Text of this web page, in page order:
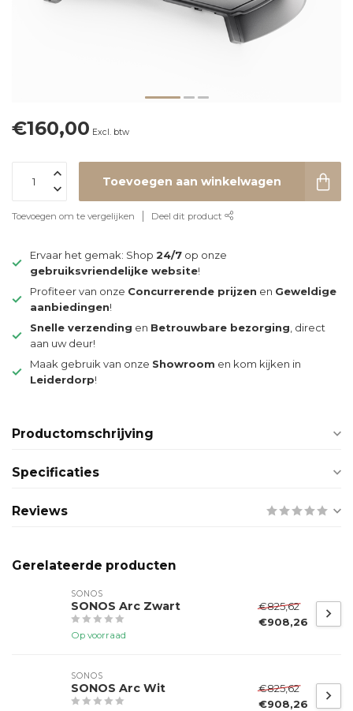
€160,00 Excl. btw
Toevoegen aan winkelwagen
Toevoegen om te vergelijken Deel dit product
Ervaar het gemak: Shop 24/7 op onze
gebruiksvriendelijke website!
Profiteer van onze Concurrerende prijzen en Geweldige
aanbiedingen!
Snelle verzending en Betrouwbare bezorging , direct
aan uw deur!
Maak gebruik van onze Showroom en kom kijken in
Leiderdorp!
Productomschrijving
Specificaties
Reviews
Gerelateerde producten
SONOS
SONOS Arc Zwart
Op voorraad
€825,62
€908,26
SONOS
SONOS Arc Wit
€825,62
€908,26